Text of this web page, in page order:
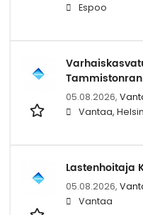
Espoo
05.08.2026,
Vantaa,
Lastenhoitaja
05.08.2026,
Vantaa